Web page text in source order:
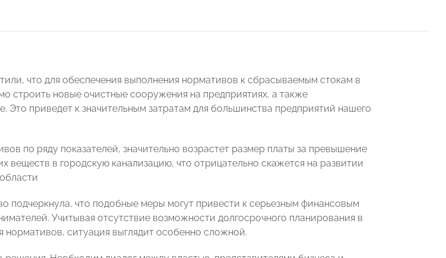
что для обеспечения выполнения нормативов к сбрасываемым стокам в
строить новые очистные сооружения на предприятиях, а также
Это приведет к значительным затратам для большинства предприятий нашего
по ряду показателей, значительно возрастет размер платы за превышение
веществ в городскую канализацию, что отрицательно скажется на развитии
подчеркнула, что подобные меры могут привести к серьезным финансовым
Учитывая отсутствие возможности долгосрочного планирования в
нормативов, ситуация выглядит особенно сложной.